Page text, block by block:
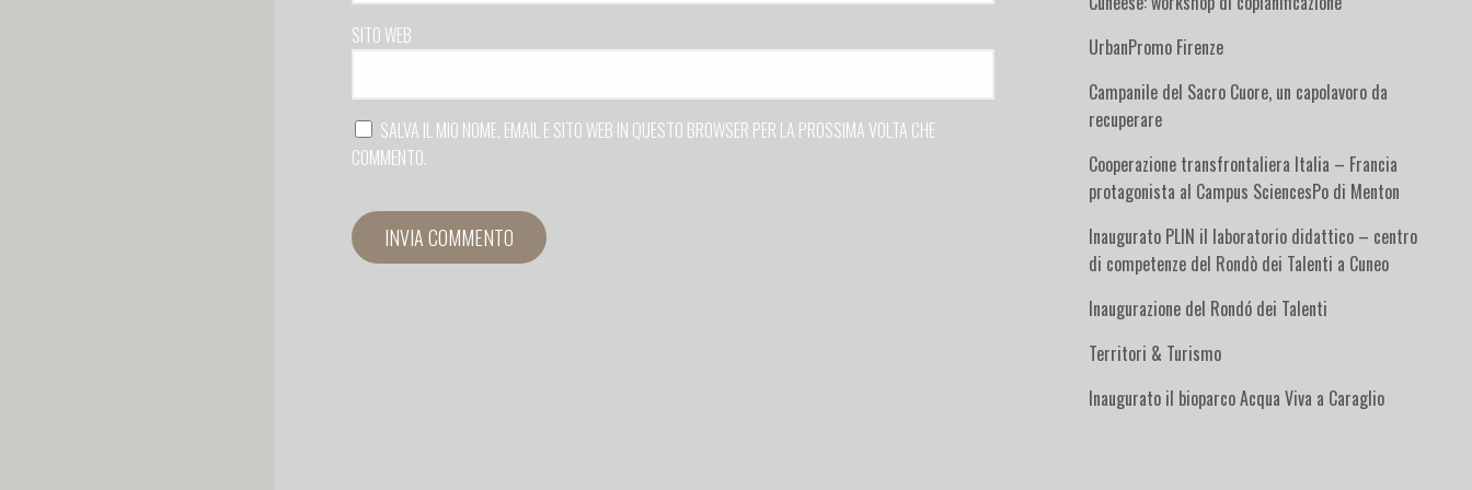
SITO WEB
SALVA IL MIO NOME, EMAIL E SITO WEB IN QUESTO BROWSER PER LA PROSSIMA VOLTA CHE
COMMENTO.
UrbanPromo Firenze
Campanile del Sacro Cuore, un capolavoro da
recuperare
Cooperazione transfrontaliera Italia – Francia
protagonista al Campus SciencesPo di Menton
Inaugurato PLIN il laboratorio didattico – centro
di competenze del Rondò dei Talenti a Cuneo
Inaugurazione del Rondó dei Talenti
Territori & Turismo
Inaugurato il bioparco Acqua Viva a Caraglio